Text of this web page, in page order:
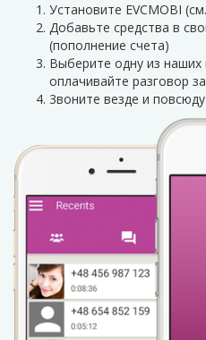
Установите EVCMOBI
Добавьте средства в
(пополнение счета)
Выберите одну из наших
оплачивайте разговор
3воните везде и